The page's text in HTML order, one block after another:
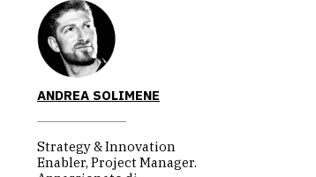
ANDREA SOLIMENE
Strategy & Innovation
Enabler, Project Manager.